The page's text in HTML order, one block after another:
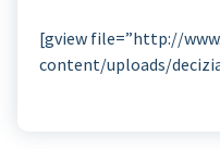
[gview file=”http://
content/uploads/